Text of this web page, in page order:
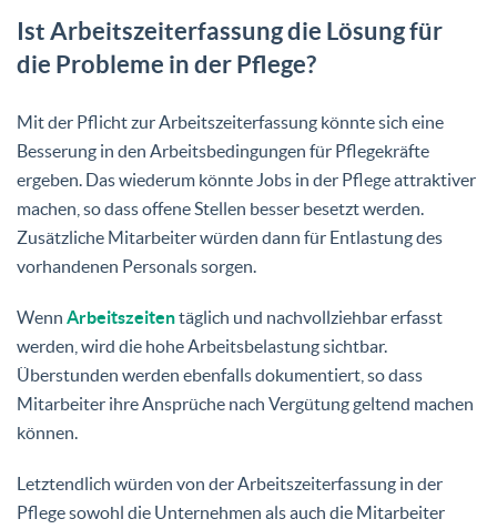
Powered byUsercentrics Consent
Management Platform
Ist Arbeitszeiterfassung die Lösung für
die Probleme in der Pflege?
Mit der Pflicht zur Arbeitszeiterfassung könnte sich eine
Besserung in den Arbeitsbedingungen für Pflegekräfte
ergeben. Das wiederum könnte Jobs in der Pflege attraktiver
machen, so dass offene Stellen besser besetzt werden.
Zusätzliche Mitarbeiter würden dann für Entlastung des
vorhandenen Personals sorgen.
Wenn Arbeitszeitentäglich und nachvollziehbar erfasst
werden, wird die hohe Arbeitsbelastung sichtbar.
Überstunden werden ebenfalls dokumentiert, so dass
Mitarbeiter ihre Ansprüche nach Vergütung geltend machen
können.
Letztendlich würden von der Arbeitszeiterfassung in der
Pflege sowohl die Unternehmen als auch die Mitarbeiter